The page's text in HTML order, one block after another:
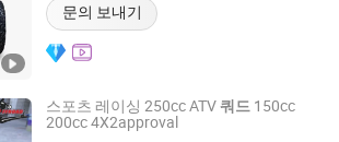
문의 보내기
스포츠 레이싱 250cc ATV쿼드 150cc
200cc 4X2approval
Industry&Trade Co., Ltd